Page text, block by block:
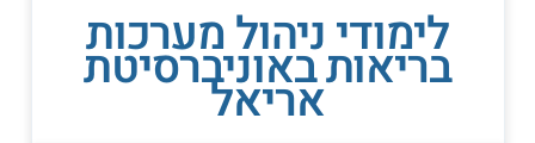
לימודי ניהול מערכות
בריאות באוניברסיטת
אריאל